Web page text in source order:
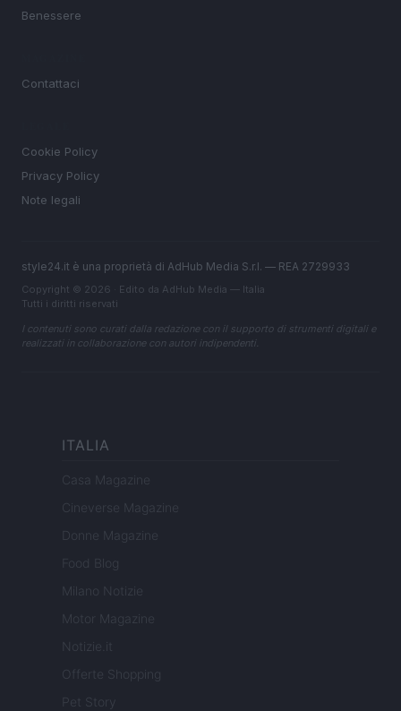
Benessere
Contattaci
Cookie Policy
Privacy Policy
Note legali
style24.it è una proprietà di AdHub Media S.r.l. — REA 2729933
Copyright © 2026 · Edito da AdHub Media — Italia
Tutti i diritti riservati
I contenuti sono curati dalla redazione con il supporto di strumenti digitali e
realizzati in collaborazione con autori indipendenti.
ITALIA
Casa Magazine
Cineverse Magazine
Donne Magazine
Food Blog
Milano Notizie
Motor Magazine
Notizie.it
Offerte Shopping
Pet Story